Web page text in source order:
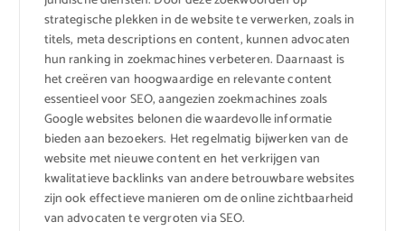
strategische plekken in de website te verwerken, zoals in
titels, meta descriptions en content, kunnen advocaten
hun ranking in zoekmachines verbeteren. Daarnaast is
het creëren van hoogwaardige en relevante content
essentieel voor SEO, aangezien zoekmachines zoals
Google websites belonen die waardevolle informatie
bieden aan bezoekers. Het regelmatig bijwerken van de
website met nieuwe content en het verkrijgen van
kwalitatieve backlinks van andere betrouwbare websites
zijn ook effectieve manieren om de online zichtbaarheid
van advocaten te vergroten via SEO.